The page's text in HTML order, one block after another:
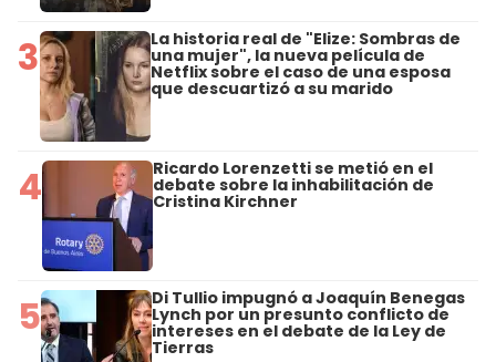
3 La historia real de "Elize: Sombras de
una mujer", la nueva película de
Netflix sobre el caso de una esposa
que descuartizó a su marido
4 Ricardo Lorenzetti se metió en el
debate sobre la inhabilitación de
Cristina Kirchner
5 Di Tullio impugnó a Joaquín Benegas
Lynch por un presunto conflicto de
intereses en el debate de la Ley de
Tierras